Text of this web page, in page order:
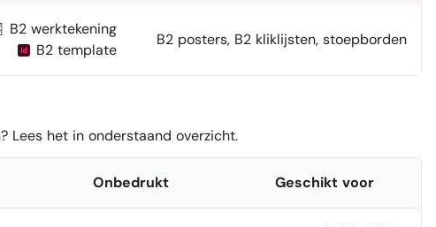
B2 werktekening
B2 template
B2 posters, B2 kliklijsten, stoepborden
Lees het in onderstaand overzicht.
Onbedrukt Geschikt voor